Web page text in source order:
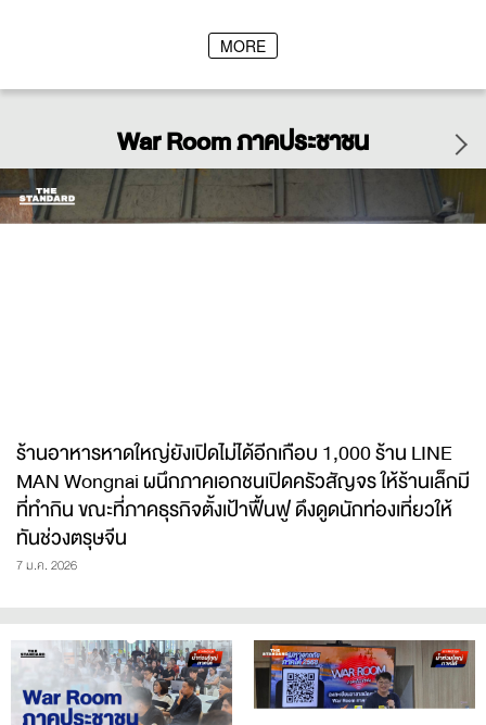
MORE
War Room ภาคประชาชน
ร้านอาหารหาดใหญ่ยังเปิดไม่ได้อีกเกือบ 1,000 ร้าน LINE
MAN Wongnai ผนึกภาคเอกชนเปิดครัวสัญจร ให้ร้านเล็กมี
ที่ทำกิน ขณะที่ภาคธุรกิจตั้งเป้าฟื้นฟู ดึงดูดนักท่องเที่ยวให้
ทันช่วงตรุษจีน
7 ม.ค. 2026